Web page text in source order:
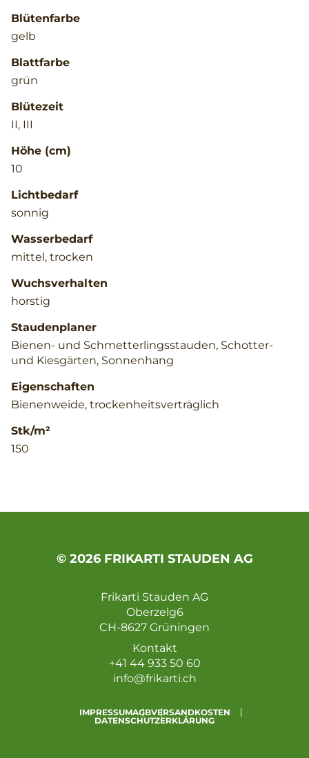
Blütenfarbe
gelb
Blattfarbe
grün
Blütezeit
II, III
Höhe (cm)
10
Lichtbedarf
sonnig
Wasserbedarf
mittel, trocken
Wuchsverhalten
horstig
Staudenplaner
Bienen- und Schmetterlingsstauden, Schotter-
und Kiesgärten, Sonnenhang
Eigenschaften
Bienenweide, trockenheitsverträglich
Stk/m²
150
© 2026 FRIKARTI STAUDEN AG
Frikarti Stauden AG
Oberzelg6
CH-8627 Grüningen
Kontakt
+41 44 933 50 60
info@frikarti.ch
IMPRESSUMAGBVERSANDKOSTEN
DATENSCHUTZERKLÄRUNG